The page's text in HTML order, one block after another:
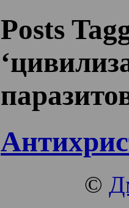
Posts
©